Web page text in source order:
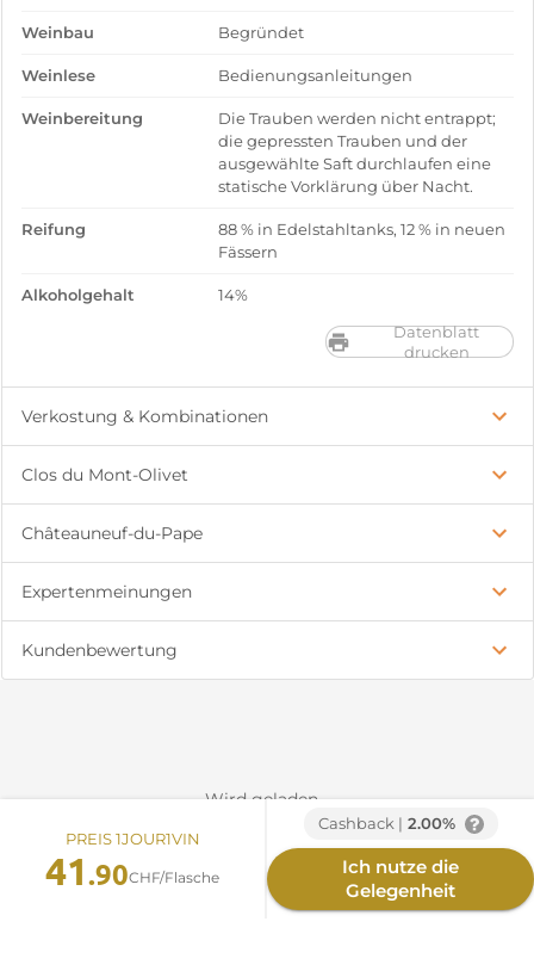
Weinbau Begründet
Weinlese Bedienungsanleitungen
Weinbereitung
Die Trauben werden nicht entrappt;
die gepressten Trauben und der
ausgewählte Saft durchlaufen eine
statische Vorklärung über Nacht.
Reifung
88 % in Edelstahltanks, 12 % in neuen
Fässern
Alkoholgehalt 14%
Datenblatt
drucken
Verkostung & Kombinationen
Clos du Mont-Olivet
Châteauneuf-du-Pape
Expertenmeinungen
Kundenbewertung
PREIS 1JOUR1VIN
41.90CHF/Flasche
Cashback | 2.00%
Ich nutze die
Gelegenheit
Wird geladen...